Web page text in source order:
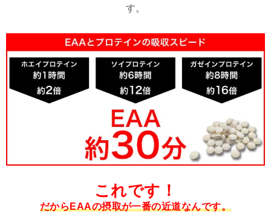
す。
これです！
だからEAAの摂取が一番の近道なんです。